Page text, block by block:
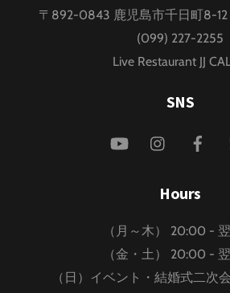
Top
〒892-0843 鹿児島市千日町8-
(099) 227-2255
Live Restaurant JJ
SNS
YouTube Instagram
Hours
（月～木） 20:00 -
（金・土） 20:00 -
（日）イベント・結婚式二次